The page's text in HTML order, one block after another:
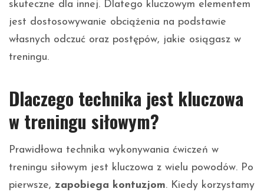
skuteczne dla innej. Dlatego kluczowym elementem
jest dostosowywanie obciążenia na podstawie
własnych odczuć oraz postępów, jakie osiągasz w
treningu.
Dlaczego technika jest kluczowa
w treningu siłowym?
Prawidłowa technika wykonywania ćwiczeń w
treningu siłowym jest kluczowa z wielu powodów. Po
pierwsze, zapobiega kontuzjom. Kiedy korzystamy